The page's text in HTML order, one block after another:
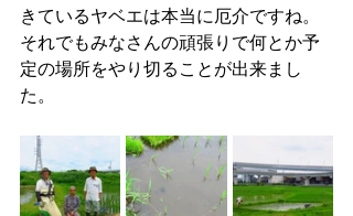
きているヤベエは本当に厄介ですね。
それでもみなさんの頑張りで何とか予
定の場所をやり切ることが出来まし
た。